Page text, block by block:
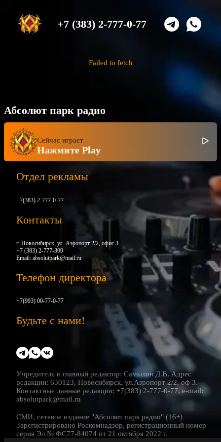
+7 (383) 2-777-0-77
Failed to fetch
Абсолют парк радио
Сейчас играет
Нажмите Play
Отдел рекламы
+7(383) 2-777-0-77
Контакты
г. Новосибирск, ул. Аэропорт 2/2, офис 3.
+7 (383) 2-777-300
Email: absolutpark@mail.ru
Телефон директора
+7(993) 00-77-0-77
Будьте с нами!
Учредитель и главный редактор: Самылин Д.В. Адрес
редакции: 630123, Новосибирск, ул.Аэропорт 2/2, оф 3.
Контактные данные редакции: +7(383) 2-777-0-77, e-mail:
absolutpark@mail.ru
СМИ, сетевое издание "Абсолют парк радио" (16+)
Зарегистрировано Роскомнадзор, регистрационный номер
серия Эл № ФС77-84074 от 21 октября 2022 г.